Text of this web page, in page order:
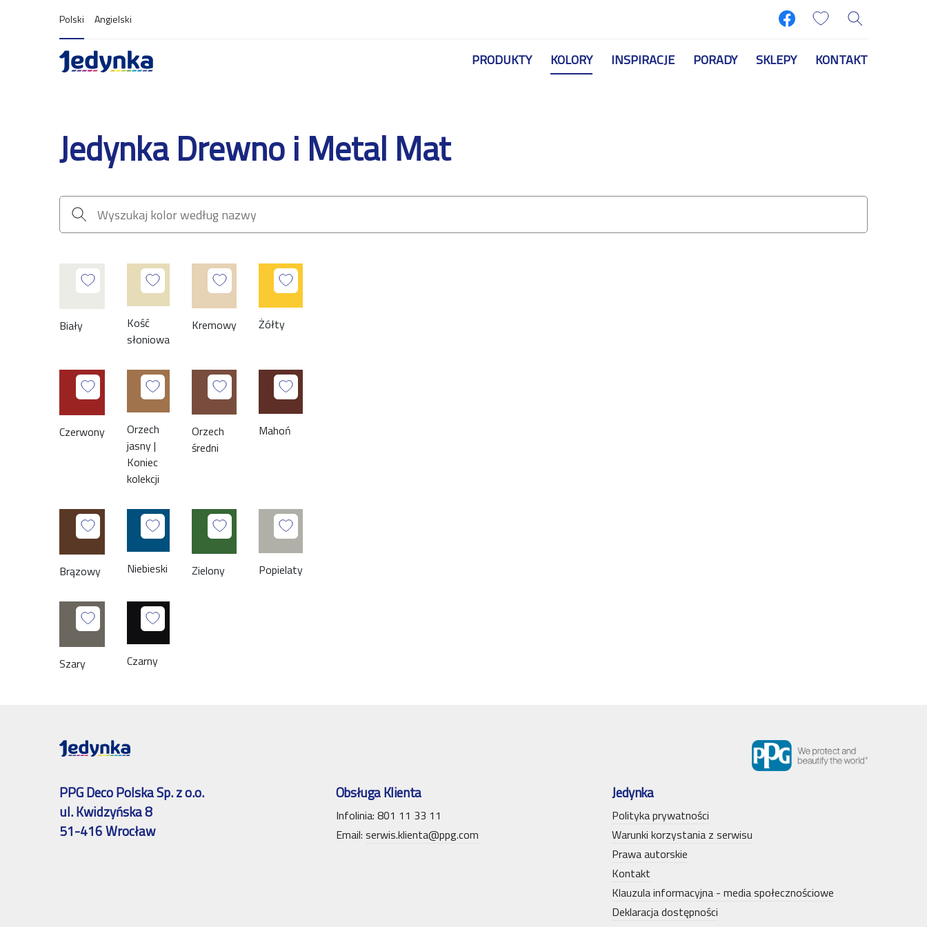
Polski Angielski
PRODUKTY KOLORY INSPIRACJE PORADY SKLEPY KONTAKT
Jedynka Drewno i Metal Mat
Biały
Kość
słoniowa
Kremowy Żółty
Czerwony
Orzech
jasny |
Koniec
kolekcji
Orzech
średni
Mahoń
Brązowy Niebieski Zielony Popielaty
Szary Czarny
PPG Deco Polska Sp. z o.o.
ul. Kwidzyńska 8
51-416 Wrocław
Obsługa Klienta
Infolinia: 801 11 33 11
Email: serwis.klienta@ppg.com
Jedynka
Polityka prywatności
Warunki korzystania z serwisu
Prawa autorskie
Kontakt
Klauzula informacyjna - media społecznościowe
Deklaracja dostępności